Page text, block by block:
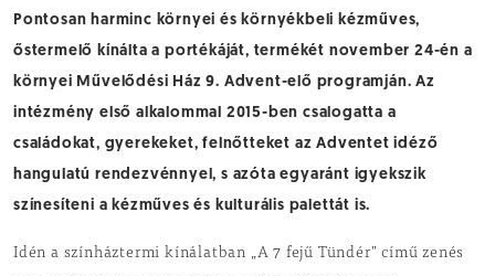
Pontosan harminc környei és környékbeli kézműves,
őstermelő kínálta a portékáját, termékét november 24-én a
környei Művelődési Ház 9. Advent-elő programján. Az
intézmény első alkalommal 2015-ben csalogatta a
családokat, gyerekeket, felnőtteket az Adventet idéző
hangulatú rendezvénnyel, s azóta egyaránt igyekszik
színesíteni a kézműves és kulturális palettát is.
Idén a színháztermi kínálatban „A 7 fejű Tündér” című zenés